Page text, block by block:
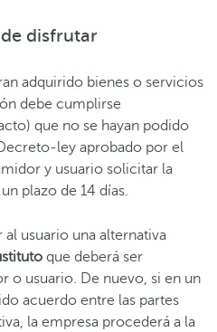
disfrutar
adquirido bienes o servicios
debe cumplirse
que no se hayan podido
ley aprobado por el
y usuario solicitar la
plazo de 14 días.
usuario una alternativa
que deberá ser
o usuario. De nuevo, si en un
acuerdo entre las partes
la empresa procederá a la